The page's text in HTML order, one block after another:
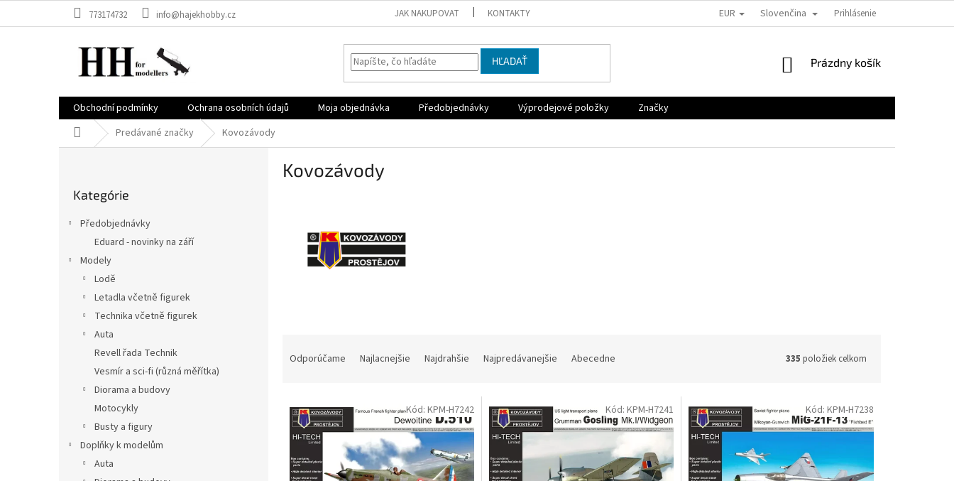
773174732 info@hajekhobby.cz JAK NAKUPOVAT KONTAKTY EUR Slovenčina Prihlásenie
HĽADAŤ
NÁKUPNÝ
Prázdny košík
Obchodní podmínky Ochrana osobních údajů Moja objednávka Předobjednávky Výprodejové položky
Značky
DomovPredávané značky Kovozávody
kategórie
Kategórie
Předobjednávky
Eduard - novinky na září
Modely
Lodě
Letadla včetně figurek
Technika včetně figurek
Auta
Revell řada Technik
Vesmír a sci-fi (různá měřítka)
Diorama a budovy
Motocykly
Busty a figury
Doplňky k modelům
Auta
Kovozávody
n
Odporúčame Najlacnejšie Najdrahšie Najpredávanejšie Abecedne 335 položiek celkom
V
Kód: KPM-H7242 Kód: KPM-H7241 Kód: KPM-H7238